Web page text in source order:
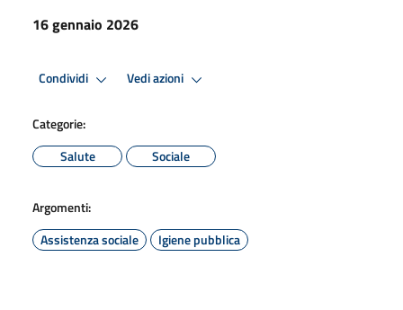
16 gennaio 2026
Condividi Vedi azioni
Categorie:
Salute
Sociale
Argomenti:
Assistenza sociale
Igiene pubblica